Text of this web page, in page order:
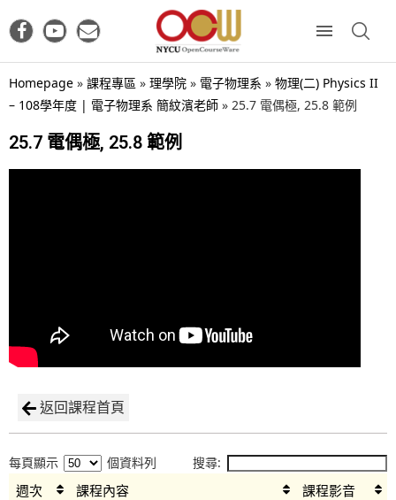
Homepage » 課程專區 » 理學院 » 電子物理系 » 物理(二) Physics II
– 108學年度 | 電子物理系 簡紋濱老師 » 25.7 電偶極, 25.8 範例
25.7 電偶極, 25.8 範例
返回課程首頁
每頁顯示 個資料列 搜尋:
週次 課程內容
課程影音